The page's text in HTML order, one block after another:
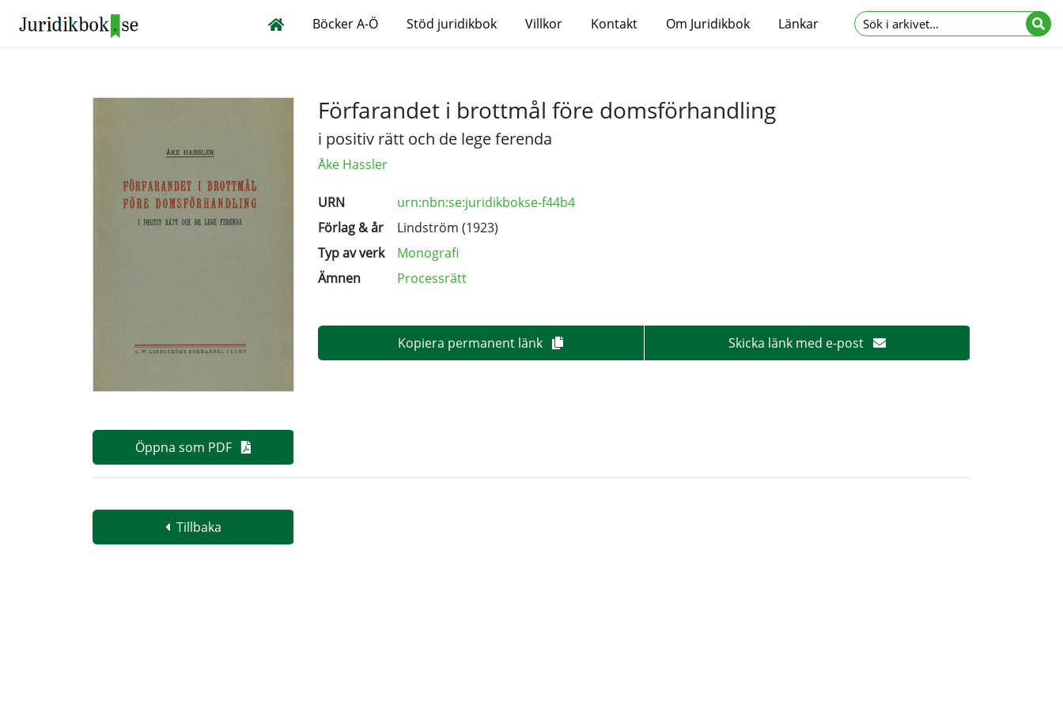
Böcker A-Ö Stöd juridikbok Villkor Kontakt Om Juridikbok Länkar
Öppna som PDF
Förfarandet i brottmål före domsförhandling
i positiv rätt och de lege ferenda
Åke Hassler
URN
urn:nbn:se:juridikbokse-f44b4
Förlag & år
Lindström (1923)
Typ av verk
Monografi
Ämnen
Processrätt
Kopiera permanent länk Skicka länk med e-post
Tillbaka